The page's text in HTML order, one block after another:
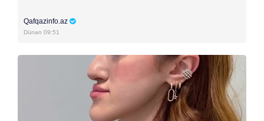
Qafqazinfo.az
Dünən 09:51